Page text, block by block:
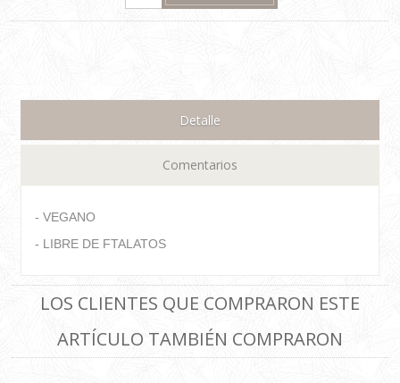
Detalle
Comentarios
- VEGANO
- LIBRE DE FTALATOS
LOS CLIENTES QUE COMPRARON ESTE
ARTÍCULO TAMBIÉN COMPRARON